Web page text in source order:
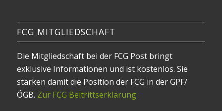
FCG MITGLIEDSCHAFT
Die Mitgliedschaft bei der FCG Post bringt
exklusive Informationen und ist kostenlos. Sie
stärken damit die Position der FCG in der GPF/
ÖGB. Zur FCG Beitrittserklärung